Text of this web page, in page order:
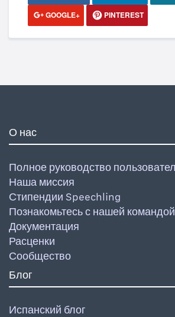
GOOGLE+
PINTEREST
О нас
Полное руководство
Наша миссия
Стипендии Speechling
Познакомьтесь с нашей командой
Документация
Расценки
Сообщество
Блог
Испанский блог